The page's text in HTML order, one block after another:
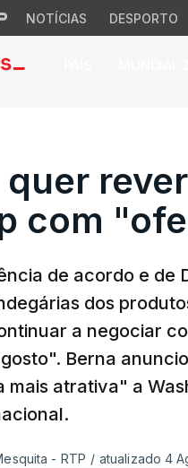
NOTÍCIAS DESPORTO
quer
com
de acordo e de
dos
a negociar
Berna
mais atrativa" a
- RTP / atualizado 4